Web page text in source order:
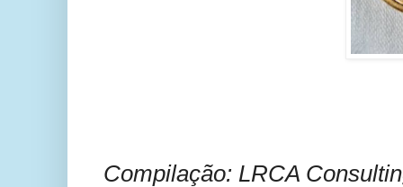
Compilação: LRCA